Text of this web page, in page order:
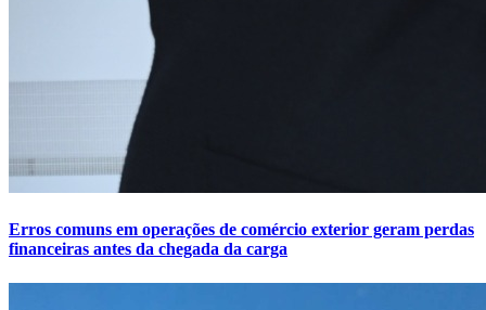
Erros comuns em operações de comércio exterior geram perdas
financeiras antes da chegada da carga